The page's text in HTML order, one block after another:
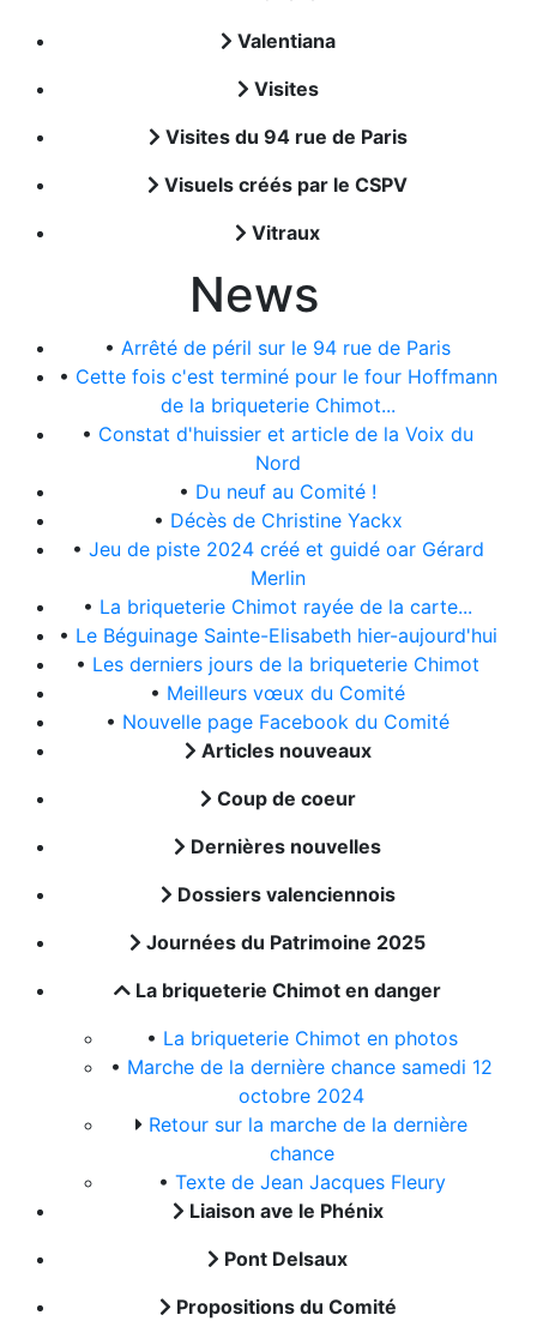
Valentiana
Visites
Visites du 94 rue de Paris
Visuels créés par le CSPV
Vitraux
News
•Arrêté de péril sur le 94 rue de Paris
• Cette fois c'est terminé pour le four Hoffmann
de la briqueterie Chimot...
• Constat d'huissier et article de la Voix du
Nord
• Du neuf au Comité !
• Décès de Christine Yackx
• Jeu de piste 2024 créé et guidé oar Gérard
Merlin
• La briqueterie Chimot rayée de la carte...
• Le Béguinage Sainte-Elisabeth hier-aujourd'hui
• Les derniers jours de la briqueterie Chimot
• Meilleurs vœux du Comité
• Nouvelle page Facebook du Comité
Articles nouveaux
Coup de coeur
Dernières nouvelles
Dossiers valenciennois
Journées du Patrimoine 2025
La briqueterie Chimot en danger
• La briqueterie Chimot en photos
• Marche de la dernière chance samedi 12
octobre 2024
Retour sur la marche de la dernière
chance
• Texte de Jean Jacques Fleury
Liaison ave le Phénix
Pont Delsaux
Propositions du Comité